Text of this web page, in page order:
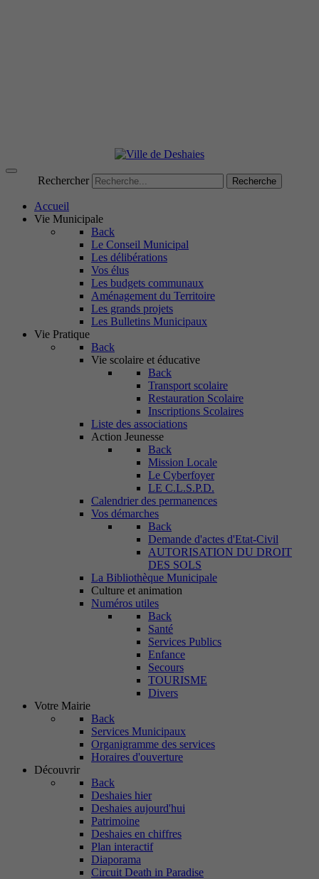
Rechercher Recherche
Accueil
Vie Municipale
Back
Le Conseil Municipal
Les délibérations
Vos élus
Les budgets communaux
Aménagement du Territoire
Les grands projets
Les Bulletins Municipaux
Vie Pratique
Back
Vie scolaire et éducative
Back
Transport scolaire
Restauration Scolaire
Inscriptions Scolaires
Liste des associations
Action Jeunesse
Back
Mission Locale
Le Cyberfoyer
LE C.L.S.P.D.
Calendrier des permanences
Vos démarches
Back
Demande d'actes d'Etat-Civil
AUTORISATION DU DROIT
DES SOLS
La Bibliothèque Municipale
Culture et animation
Numéros utiles
Back
Santé
Services Publics
Enfance
Secours
TOURISME
Divers
Votre Mairie
Back
Services Municipaux
Organigramme des services
Horaires d'ouverture
Découvrir
Back
Deshaies hier
Deshaies aujourd'hui
Patrimoine
Deshaies en chiffres
Plan interactif
Diaporama
Circuit Death in Paradise